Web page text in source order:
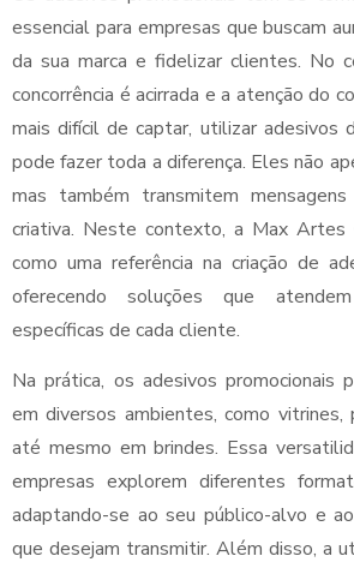
essencial para empresas que buscam
da sua marca e fidelizar clientes. No
concorrência é acirrada e a atenção do
mais difícil de captar, utilizar adesivos
pode fazer toda a diferença. Eles não
mas também transmitem
criativa. Neste contexto, a Max Artes
como uma referência na criação de
oferecendo soluções que
específicas de cada cliente.
Na prática, os adesivos promocionais
em diversos ambientes, como vitrines,
até mesmo em brindes. Essa
empresas explorem diferentes
adaptando-se ao seu público-alvo e
que desejam transmitir. Além disso, a